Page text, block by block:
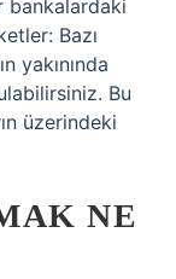
bankalardaki
Bazı
yakınında
Bu
üzerindeki
NE